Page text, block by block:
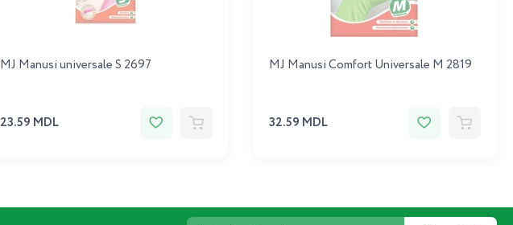
MJ Manusi universale S 2697
23.59 MDL
MJ Manusi Comfort Universale M 2819
32.59 MDL